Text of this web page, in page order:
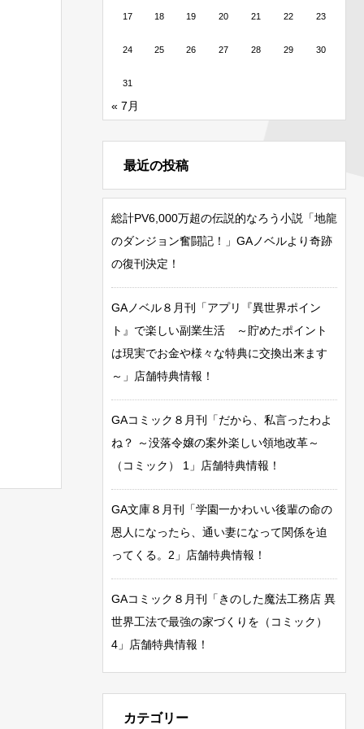
17 18 19 20 21 22 23
24 25 26 27 28 29 30
31
« 7月
最近の投稿
総計PV6,000万超の伝説的なろう小説「地龍
のダンジョン奮闘記！」GAノベルより奇跡
の復刊決定！
GAノベル８月刊「アプリ『異世界ポイン
ト』で楽しい副業生活 ～貯めたポイント
は現実でお金や様々な特典に交換出来ます
～」店舗特典情報！
GAコミック８月刊「だから、私言ったわよ
ね？ ～没落令嬢の案外楽しい領地改革～
（コミック） 1」店舗特典情報！
GA文庫８月刊「学園一かわいい後輩の命の
恩人になったら、通い妻になって関係を迫
ってくる。2」店舗特典情報！
GAコミック８月刊「きのした魔法工務店 異
世界工法で最強の家づくりを（コミック）
4」店舗特典情報！
カテゴリー